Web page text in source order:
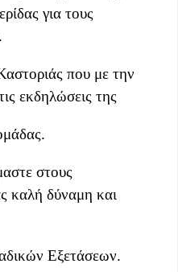
για τους
που με την
εκδηλώσεις της
στους
καλή δύναμη και
Εξετάσεων.